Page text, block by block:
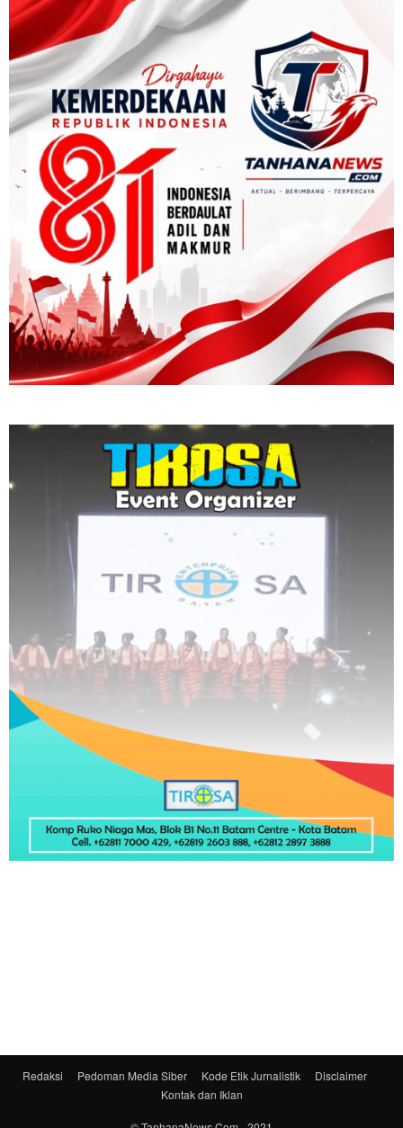
Redaksi Pedoman Media Siber Kode Etik Jurnalistik
Disclaimer
Kontak dan Iklan